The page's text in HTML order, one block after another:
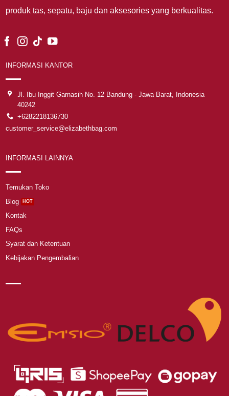
produk tas, sepatu, baju dan aksesories yang berkualitas.
INFORMASI KANTOR
Jl. Ibu Inggit Garnasih No. 12 Bandung - Jawa Barat, Indonesia
40242
+6282218136730
customer_service@elizabethbag.com
INFORMASI LAINNYA
Temukan Toko
Blog
Kontak
FAQs
Syarat dan Ketentuan
Kebijakan Pengembalian